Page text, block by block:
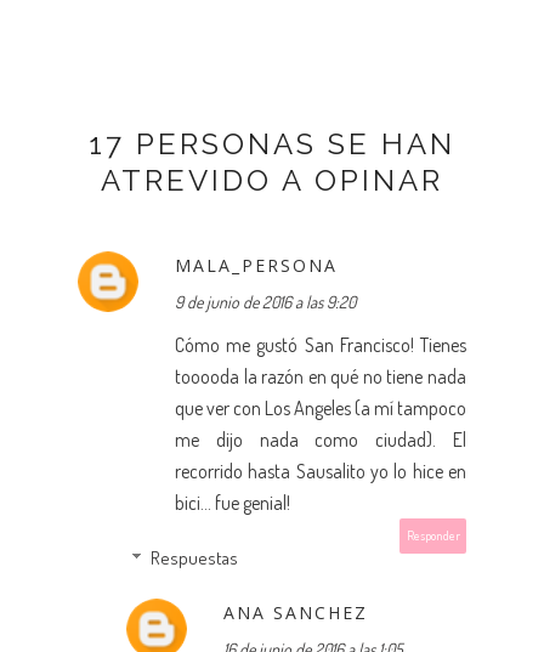
17 PERSONAS SE HAN
ATREVIDO A OPINAR
MALA_PERSONA
9 de junio de 2016 a las 9:20
Cómo me gustó San Francisco! Tienes
tooooda la razón en qué no tiene nada
que ver con Los Angeles (a mí tampoco
me dijo nada como ciudad). El
recorrido hasta Sausalito yo lo hice en
bici... fue genial!
Responder
Respuestas
ANA SANCHEZ